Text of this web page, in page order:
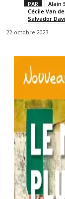
PAR Alain
Cécile Van
Salvador
22 octobre 2023